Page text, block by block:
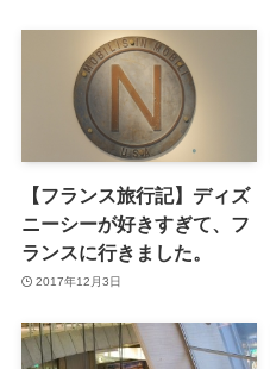
【フランス旅行記】ディズ
ニーシーが好きすぎて、フ
ランスに行きました。
2017年12月3日